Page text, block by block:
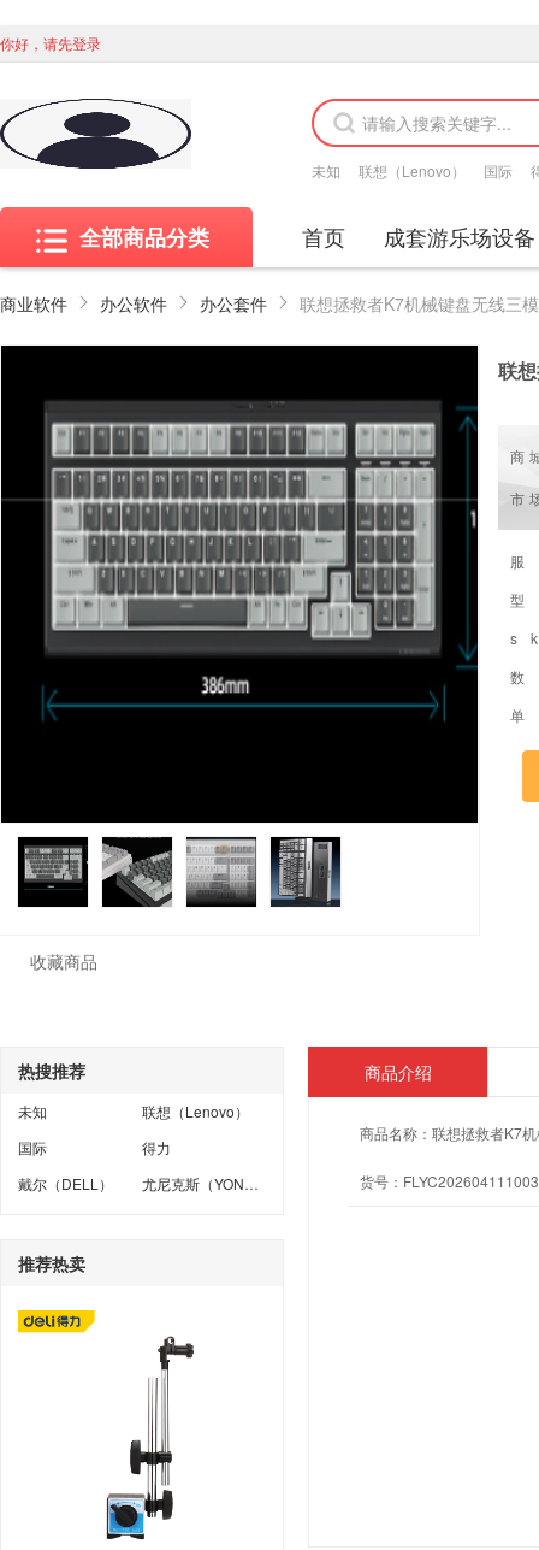
你好，请先登录
未知 联想（Lenovo） 国际
全部商品分类 首页 成套游乐场设备
商业软件 办公软件 办公套件
收藏商品
联
商
市
服
型
s
数
单
热搜推荐
未知
联想（Lenovo）
国际
得力
戴尔（DELL）
尤尼克斯（YONEX）
推荐热卖
商品介绍
商品名称： 联想拯救者K7
货号：